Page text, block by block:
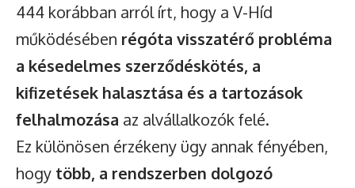
444 korábban arról írt, hogy a V-Híd
működésében régóta visszatérő probléma
a késedelmes szerződéskötés, a
kifizetések halasztása és a tartozások
felhalmozása az alvállalkozók felé.
Ez különösen érzékeny ügy annak fényében,
hogy több, a rendszerben dolgozó